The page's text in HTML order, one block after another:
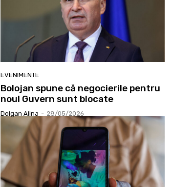
EVENIMENTE
Bolojan spune că negocierile pentru
noul Guvern sunt blocate
Dolgan Alina - 28/05/2026